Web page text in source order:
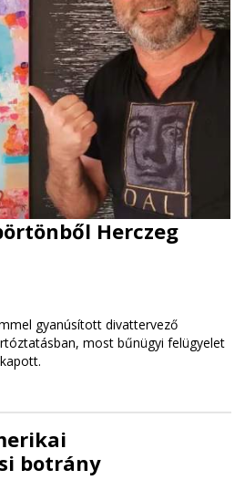
Herczeg
gyanúsított divattervező
most bűnügyi felügyelet
botrány